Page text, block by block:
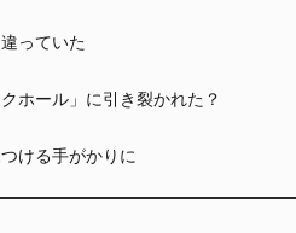
っていた
ホール」に引き裂かれた？
ける手がかりに